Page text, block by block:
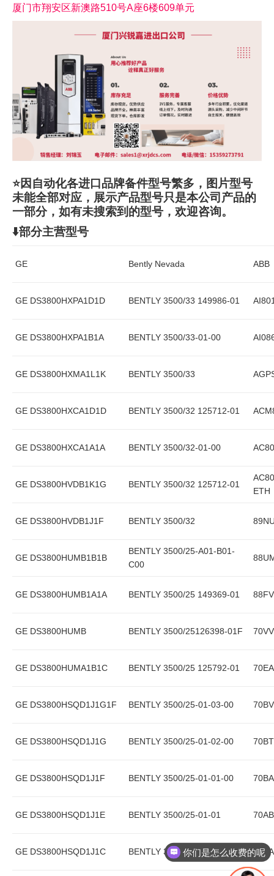
厦门市翔安区新澳路510号A座6楼609单元
⭐因自动化各进口品牌备件型号繁多，图片型号
未能全部对应，展示产品型号只是本公司产品的
一部分，如有未搜索到的型号，欢迎咨询。
⬇️部分主营型号
GE Bently Nevada ABB
GE DS3800HXPA1D1D BENTLY 3500/33 149986-01
GE DS3800HXPA1B1A BENTLY 3500/33-01-00
GE DS3800HXMA1L1K BENTLY 3500/33
GE DS3800HXCA1D1D BENTLY 3500/32 125712-01
GE DS3800HXCA1A1A BENTLY 3500/32-01-00
GE DS3800HVDB1K1G BENTLY 3500/32 125712-01
ETH
GE DS3800HVDB1J1F BENTLY 3500/32
GE DS3800HUMB1B1B
BENTLY 3500/25-A01-B01-
C00
GE DS3800HUMB1A1A BENTLY 3500/25 149369-01
GE DS3800HUMB BENTLY 3500/25126398-01F
GE DS3800HUMA1B1C BENTLY 3500/25 125792-01
GE DS3800HSQD1J1G1F BENTLY 3500/25-01-03-00
GE DS3800HSQD1J1G BENTLY 3500/25-01-02-00
GE DS3800HSQD1J1F BENTLY 3500/25-01-01-00
GE DS3800HSQD1J1E BENTLY 3500/25-01-01
GE DS3800HSQD1J1C BENTLY 3500/25 149369-01
现在有优惠活动吗